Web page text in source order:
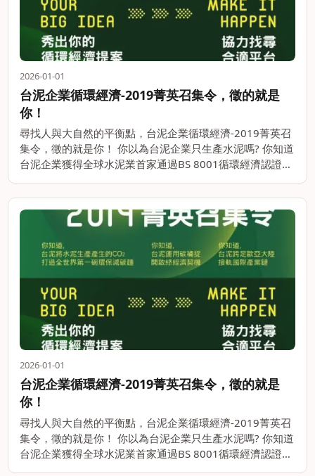
2026-01-01
台泥企業循環經濟-2019菁英召集令，徵的就是
你！
尋找人與大自然的平衡點，台泥企業循環經濟-2019菁英召
集令，徵的就是你！ 你以為台泥企業只生產水泥嗎? 你知道
台泥企業獲得全球水泥業首家通過BS 8001循環經濟認證的
企業嗎? 你知道台泥企業以水泥生產時所產出的CO2打造出
全世界第一碗環。。
2026-01-01
台泥企業循環經濟-2019菁英召集令，徵的就是
你！
尋找人與大自然的平衡點，台泥企業循環經濟-2019菁英召
集令，徵的就是你！ 你以為台泥企業只生產水泥嗎? 你知道
台泥企業獲得全球水泥業首家通過BS 8001循環經濟認證的